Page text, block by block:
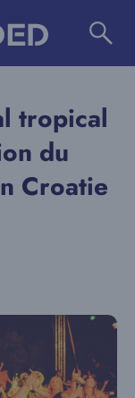
tropical
du
Croatie